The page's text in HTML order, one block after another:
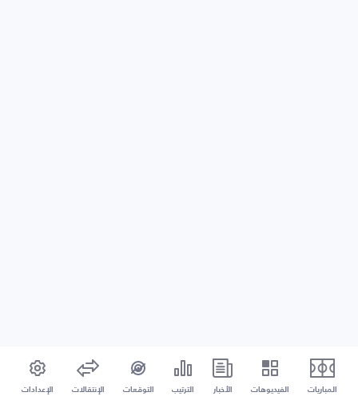
المباريات الفيديوهات الأخبار الترتيب التوقعات الإنتقالات الإعدادات